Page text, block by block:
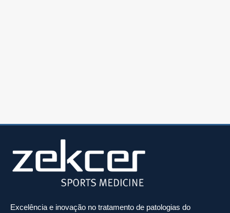
Excelência e inovação no tratamento de patologias do